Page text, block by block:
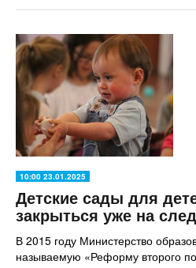
10:00 23.01.2025
Детские сады для
закрыться уже на
В 2015 году Министерство
называемую «Реформу второго